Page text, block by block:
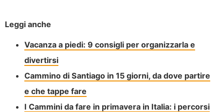
Leggi anche
Vacanza a piedi: 9 consigli per organizzarla e
divertirsi
Cammino di Santiago in 15 giorni, da dove partire
e che tappe fare
I Cammini da fare in primavera in Italia: i percorsi